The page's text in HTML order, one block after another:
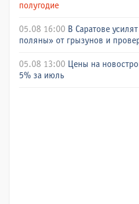
полугодие
05.08 16:00 В Саратове
поляны» от грызунов и
05.08 13:00 Цены на
5% за июль